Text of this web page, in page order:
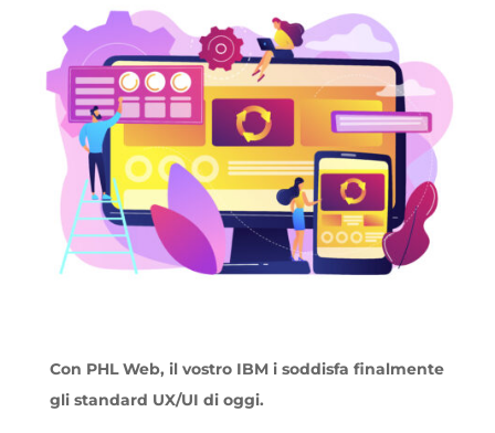
Con PHL Web, il vostro IBM i soddisfa finalmente
gli standard UX/UI di oggi.